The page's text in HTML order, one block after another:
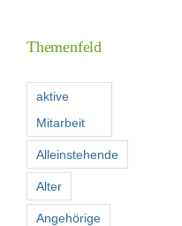
Themenfeld
aktive
Mitarbeit
Alleinstehende
Alter
Angehörige